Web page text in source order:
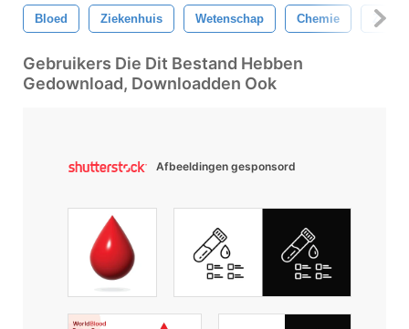
Bloed Ziekenhuis Wetenschap Chemie Ziekte
Gebruikers Die Dit Bestand Hebben
Gedownload, Downloadden Ook
Afbeeldingen gesponsord